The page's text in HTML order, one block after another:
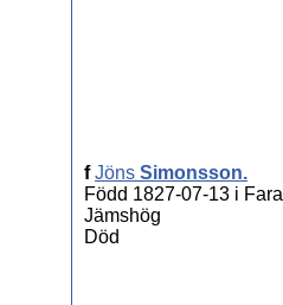
fJöns Simonsson.
Född 1827-07-13 i
Jämshög
Död